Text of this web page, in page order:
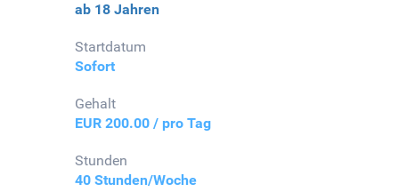
ab 18 Jahren
Startdatum
Sofort
Gehalt
EUR 200.00 / pro Tag
Stunden
40 Stunden/Woche